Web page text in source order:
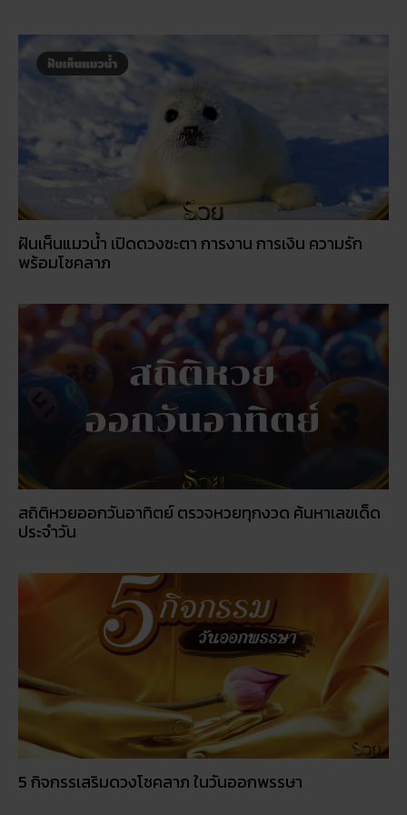
ฝันเห็นแมวน้ำ เปิดดวงชะตา การงาน การเงิน ความรัก
พร้อมโชคลาภ
สถิติหวยออกวันอาทิตย์ ตรวจหวยทุกงวด ค้นหาเลขเด็ด
ประจำวัน
5 กิจกรรเสริมดวงโชคลาภ ในวันออกพรรษา